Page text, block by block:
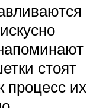
стоят
процесс их